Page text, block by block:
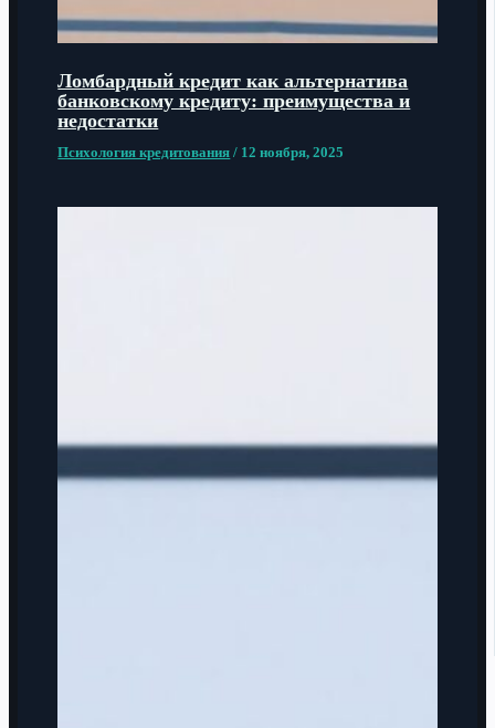
Ломбардный кредит как альтернатива
банковскому кредиту: преимущества и
недостатки
Психология кредитования / 12 ноября, 2025